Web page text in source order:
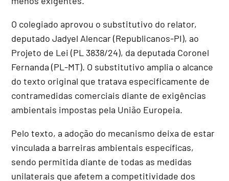
O colegiado aprovou o substitutivo do relator,
deputado Jadyel Alencar (Republicanos-PI), ao
Projeto de Lei (PL 3838/24), da deputada Coronel
Fernanda (PL-MT). O substitutivo amplia o alcance
do texto original que tratava especificamente de
contramedidas comerciais diante de exigências
ambientais impostas pela União Europeia.
Pelo texto, a adoção do mecanismo deixa de estar
vinculada a barreiras ambientais específicas,
sendo permitida diante de todas as medidas
unilaterais que afetem a competitividade dos